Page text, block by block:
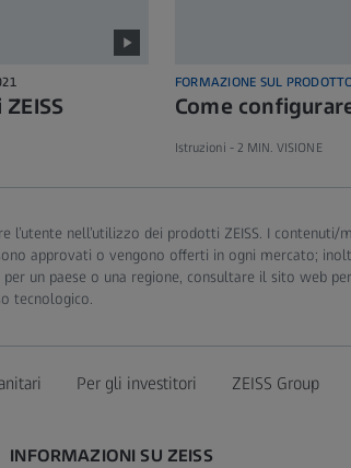
FORMAZIONE SUL
Come
Istruzioni - 2 MIN. VISIONE
nell’utilizzo dei prodotti ZEISS. I
approvati o vengono offerti in ogni mercato;
un paese o una regione, consultare il sito web
tecnologico.
Per gli investitori ZEISS Group
INFORMAZIONI SU ZEISS